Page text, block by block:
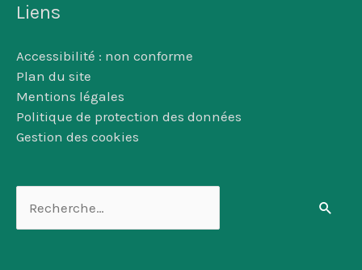
Liens
Accessibilité : non conforme
Plan du site
Mentions légales
Politique de protection des données
Gestion des cookies